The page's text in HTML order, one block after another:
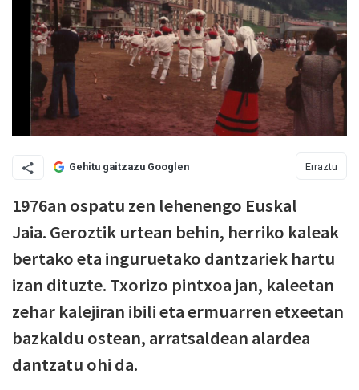
Gehitu gaitzazu Googlen Erraztu
1976an ospatu zen lehenengo Euskal
Jaia. Geroztik urtean behin, herriko kaleak
bertako eta inguruetako dantzariek hartu
izan dituzte. Txorizo pintxoa jan, kaleetan
zehar kalejiran ibili eta ermuarren etxeetan
bazkaldu ostean, arratsaldean alardea
dantzatu ohi da.